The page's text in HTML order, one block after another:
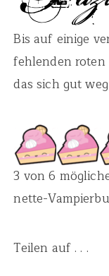
Bis auf einige
fehlenden
das sich gut
3 von 6
nette-
Teilen auf . . .